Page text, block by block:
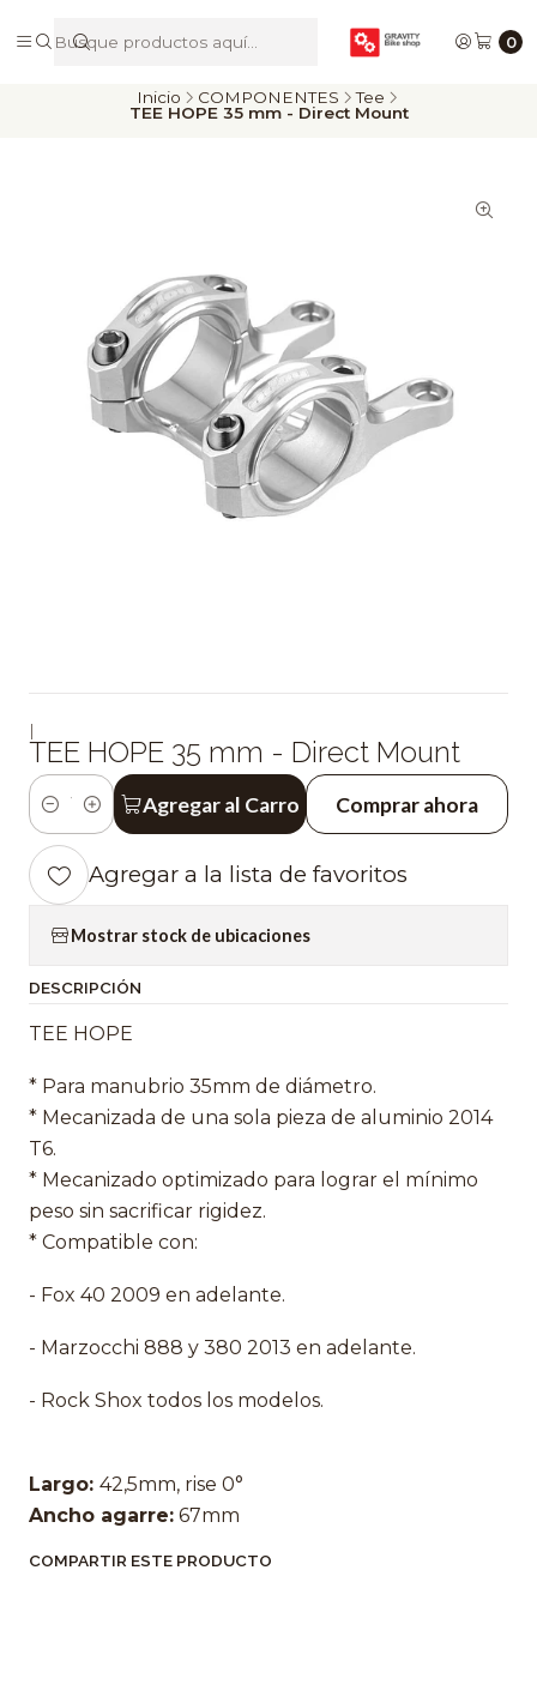
0
De Riders para Riders
Inicio COMPONENTES
Tee
TEE HOPE 35 mm - Direct Mount
|
TEE HOPE 35 mm - Direct Mount
Cantidad
Agregar al Carro Comprar ahora
Agregar a la lista de favoritos
Mostrar stock de ubicaciones
DESCRIPCIÓN
TEE HOPE
* Para manubrio 35mm de diámetro.
* Mecanizada de una sola pieza de aluminio 2014
T6.
* Mecanizado optimizado para lograr el mínimo
peso sin sacrificar rigidez.
* Compatible con:
- Fox 40 2009 en adelante.
- Marzocchi 888 y 380 2013 en adelante.
- Rock Shox todos los modelos.
Largo: 42,5mm, rise 0°
Ancho agarre: 67mm
COMPARTIR ESTE PRODUCTO